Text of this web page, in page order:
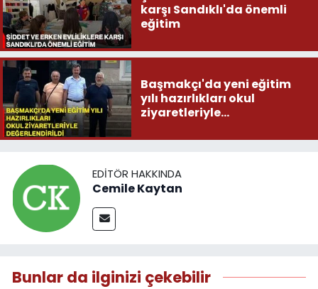
karşı Sandıklı'da önemli
eğitim
Başmakçı'da yeni eğitim
yılı hazırlıkları okul
ziyaretleriyle
EDITÖR HAKKINDA
Cemile Kaytan
Bunlar da ilginizi çekebilir